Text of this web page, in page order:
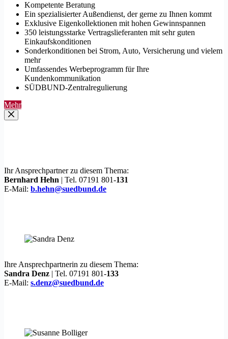
Kompetente Beratung
Ein spezialisierter Außendienst, der gerne zu Ihnen kommt
Exklusive Eigenkollektionen mit hohen Gewinnspannen
350 leistungsstarke Vertragslieferanten mit sehr guten
Einkaufskonditionen
Sonderkonditionen bei Strom, Auto, Versicherung und vielem
mehr
Umfassendes Werbeprogramm für Ihre
Kundenkommunikation
SÜDBUND-Zentralregulierung
Mehr
Ihr Ansprechpartner zu diesem Thema:
Bernhard Hehn | Tel. 07191 801-131
E-Mail: b.hehn@suedbund.de
Ihre Ansprechpartnerin zu diesem Thema:
Sandra Denz | Tel. 07191 801-133
E-Mail: s.denz@suedbund.de